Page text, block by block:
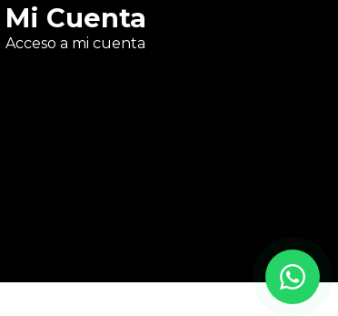
Mi Cuenta
Acceso a mi cuenta